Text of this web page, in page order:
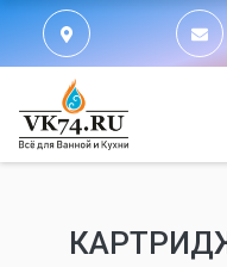
КАРТРИДЖ